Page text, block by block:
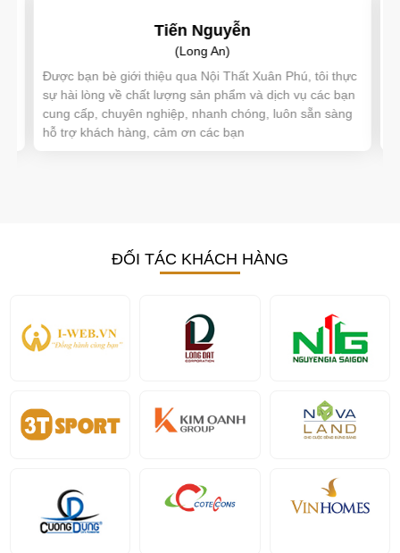
Tiến Nguyễn
(Long An)
Được bạn bè giới thiệu qua Nội Thất Xuân Phú, tôi thực
sự hài lòng về chất lượng sản phẩm và dịch vụ các bạn
cung cấp, chuyên nghiệp, nhanh chóng, luôn sẵn sàng
hỗ trợ khách hàng, cảm ơn các bạn
ĐỐI TÁC KHÁCH HÀNG